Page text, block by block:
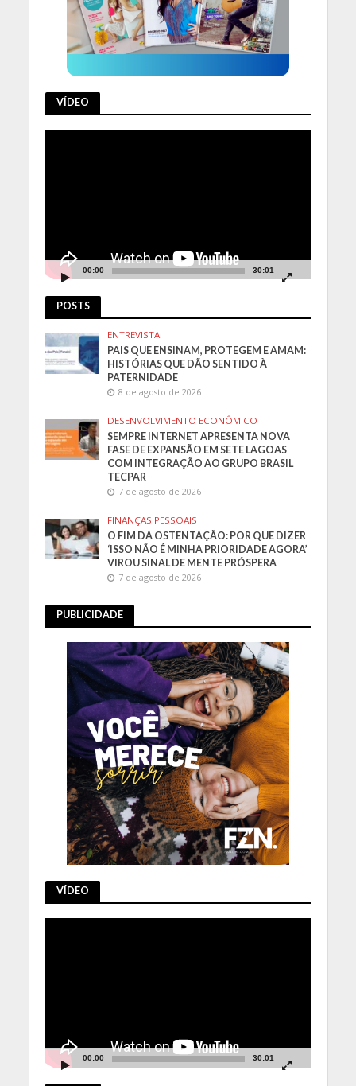
VÍDEO
00:00 30:01
POSTS
ENTREVISTA
PAIS QUE ENSINAM, PROTEGEM E AMAM:
HISTÓRIAS QUE DÃO SENTIDO À
PATERNIDADE
8 de agosto de 2026
DESENVOLVIMENTO ECONÔMICO
SEMPRE INTERNET APRESENTA NOVA
FASE DE EXPANSÃO EM SETE LAGOAS
COM INTEGRAÇÃO AO GRUPO BRASIL
TECPAR
7 de agosto de 2026
FINANÇAS PESSOAIS
O FIM DA OSTENTAÇÃO: POR QUE DIZER
‘ISSO NÃO É MINHA PRIORIDADE AGORA’
VIROU SINAL DE MENTE PRÓSPERA
7 de agosto de 2026
PUBLICIDADE
VÍDEO
00:00 30:01